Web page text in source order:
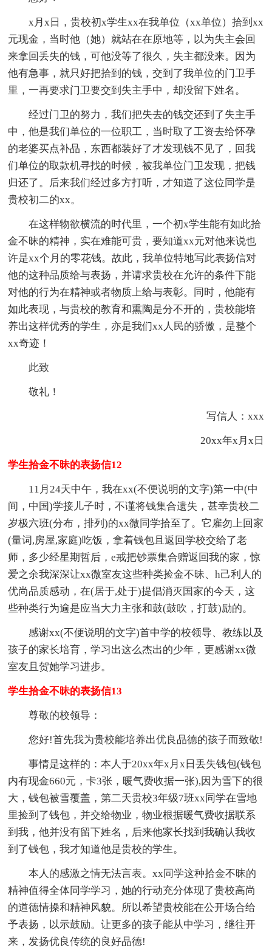
x月x日，贵校初x学生xx在我单位（xx单位）拾到xx
元现金，当时他（她）就站在在原地等，以为失主会回
来拿回丢失的钱，可他没等了很久，失主都没来。因为
他有急事，就只好把拾到的钱，交到了我单位的门卫手
里，一再要求门卫要交到失主手中，却没留下姓名。
经过门卫的努力，我们把失去的钱交还到了失主手
中，他是我们单位的一位职工，当时取了工资去给怀孕
的老婆买点补品，东西都装好了才发现钱不见了，回我
们单位的取款机寻找的时候，被我单位门卫发现，把钱
归还了。后来我们经过多方打听，才知道了这位同学是
贵校初二的xx。
在这样物欲横流的时代里，一个初x学生能有如此拾
金不昧的精神，实在难能可贵，要知道xx元对他来说也
许是xx个月的零花钱。故此，我单位特地写此表扬信对
他的这种品质给与表扬，并请求贵校在允许的条件下能
对他的行为在精神或者物质上给与表彰。同时，他能有
如此表现，与贵校的教育和熏陶是分不开的，贵校能培
养出这样优秀的学生，亦是我们xx人民的骄傲，是整个
xx奇迹！
此致
敬礼！
写信人：xxx
20xx年x月x日
学生拾金不昧的表扬信12
11月24天中午，我在xx(不便说明的文字)第一中(中
间，中国)学接儿子时，不谨将钱集合遗失，甚幸贵校二
岁极六班(分布，排列)的xx微同学拾至了。它雇勿上回家
(量词,房屋,家庭)吃饭，拿着钱包且返回学校交给了老
师，多少经星期哲后，e戒把钞票集合赠返回我的家，惊
爱之余我深深让xx微室友这些种类捡金不昧、h己利人的
优尚品质感动，在(居于,处于)提倡消灭国家的今天，这
些种类行为逾是应当大力主张和鼓(鼓吹，打鼓)励的。
感谢xx(不便说明的文字)首中学的校领导、教练以及
孩子的家长培育，学习出这么杰出的少年，更感谢xx微
室友且贺她学习进步。
学生拾金不昧的表扬信13
尊敬的校领导：
您好!首先我为贵校能培养出优良品德的孩子而致敬!
事情是这样的：本人于20xx年x月x日丢失钱包(钱包
内有现金660元，卡3张，暖气费收据一张),因为雪下的很
大，钱包被雪覆盖，第二天贵校3年级7班xx同学在雪地
里捡到了钱包，并交给物业，物业根据暖气费收据联系
到我，他并没有留下姓名，后来他家长找到我确认我收
到了钱包，我才知道他是贵校的学生。
本人的感激之情无法言表。xx同学这种拾金不昧的
精神值得全体同学学习，她的行动充分体现了贵校高尚
的道德情操和精神风貌。所以希望贵校能在公开场合给
予表扬，以示鼓励。让更多的孩子能从中学习，继往开
来，发扬优良传统的良好品德!